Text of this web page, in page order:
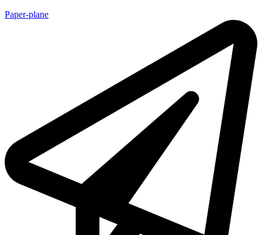
Paper-plane